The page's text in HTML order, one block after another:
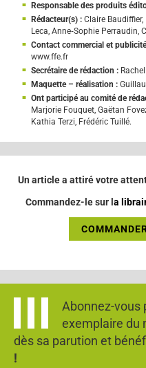
Responsable des produits
Rédacteur(s) : Claire
Leca, Anne‑Sophie Perraudin,
Contact commercial et
www.ffe.fr
Secrétaire de rédaction :
Maquette – réalisation :
Ont participé au comité de
Marjorie Fouquet, Gaëtan
Kathia Terzi, Frédéric Tuillé.
Un article a attiré votre
Commandez-le sur l a
Abonnez-vous
exemplaire du
dès sa parution et
!